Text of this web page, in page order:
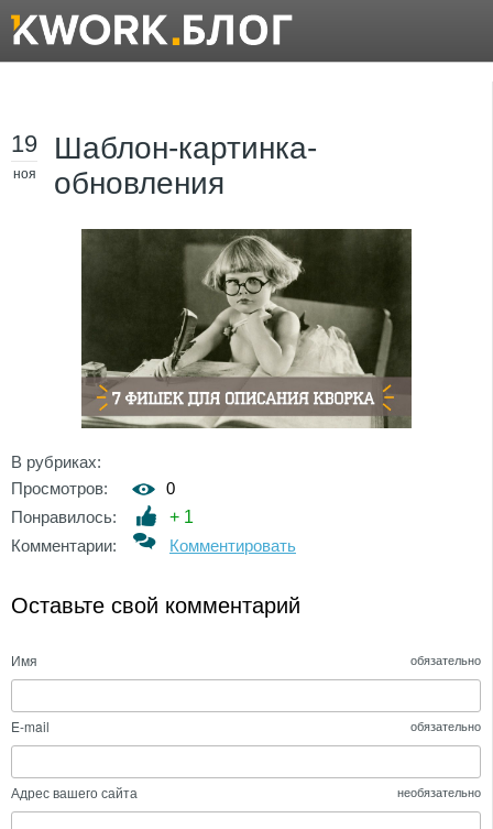
19
ноя
Шаблон-картинка-
обновления
В рубриках:
Просмотров:
0
Понравилось:
+ 1
Комментарии:
Комментировать
Оставьте свой комментарий
Имя обязательно
E-mail обязательно
Адрес вашего сайта необязательно